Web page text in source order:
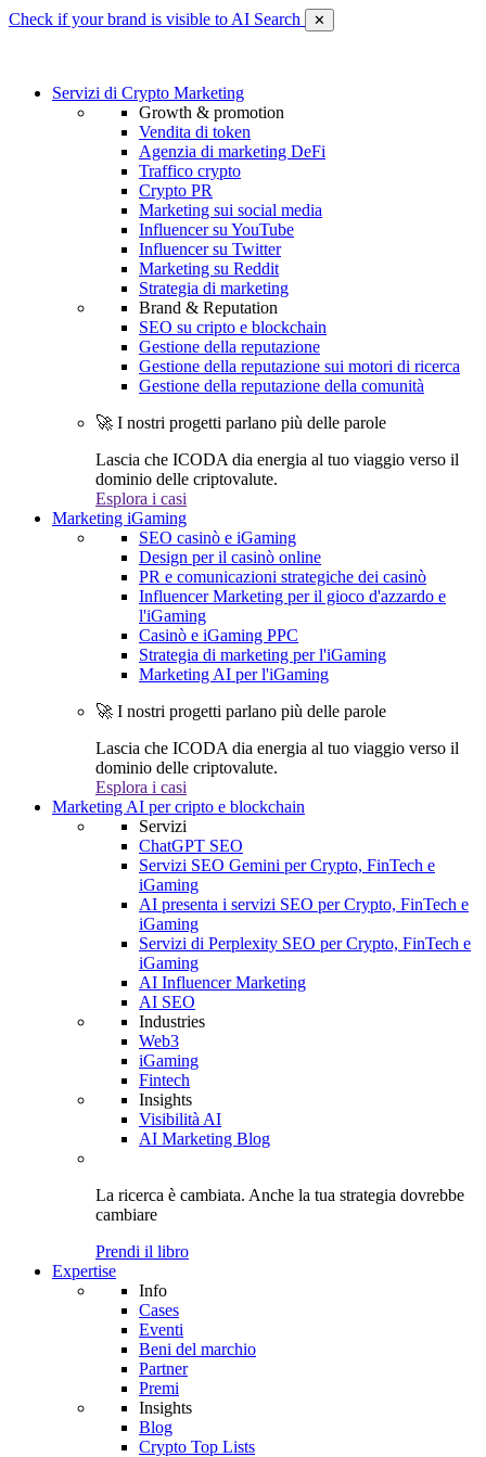
Check if your brand is visible to AI Search ✕
Servizi di Crypto Marketing
Growth & promotion
Vendita di token
Agenzia di marketing DeFi
Traffico crypto
Crypto PR
Marketing sui social media
Influencer su YouTube
Influencer su Twitter
Marketing su Reddit
Strategia di marketing
Brand & Reputation
SEO su cripto e blockchain
Gestione della reputazione
Gestione della reputazione sui motori di ricerca
Gestione della reputazione della comunità
🚀 I nostri progetti parlano più delle parole
Lascia che ICODA dia energia al tuo viaggio verso il
dominio delle criptovalute.
Esplora i casi
Marketing iGaming
SEO casinò e iGaming
Design per il casinò online
PR e comunicazioni strategiche dei casinò
Influencer Marketing per il gioco d'azzardo e
l'iGaming
Casinò e iGaming PPC
Strategia di marketing per l'iGaming
Marketing AI per l'iGaming
🚀 I nostri progetti parlano più delle parole
Lascia che ICODA dia energia al tuo viaggio verso il
dominio delle criptovalute.
Esplora i casi
Marketing AI per cripto e blockchain
Servizi
ChatGPT SEO
Servizi SEO Gemini per Crypto, FinTech e
iGaming
AI presenta i servizi SEO per Crypto, FinTech e
iGaming
Servizi di Perplexity SEO per Crypto, FinTech e
iGaming
AI Influencer Marketing
AI SEO
Industries
Web3
iGaming
Fintech
Insights
Visibilità AI
AI Marketing Blog
La ricerca è cambiata. Anche la tua strategia dovrebbe
cambiare
Prendi il libro
Expertise
Info
Cases
Eventi
Beni del marchio
Partner
Premi
Insights
Blog
Crypto Top Lists